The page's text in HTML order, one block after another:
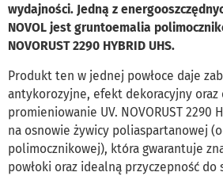
wydajności. Jedną z
NOVOL jest gruntoemalia
NOVORUST 2290 HYBRID UHS.
Produkt ten w jednej powłoce daje
antykorozyjne, efekt dekoracyjny oraz
promieniowanie UV. NOVORUST 2290
na osnowie żywicy poliaspartanowej
polimocznikowej), która gwarantuje
powłoki oraz idealną przyczepność do